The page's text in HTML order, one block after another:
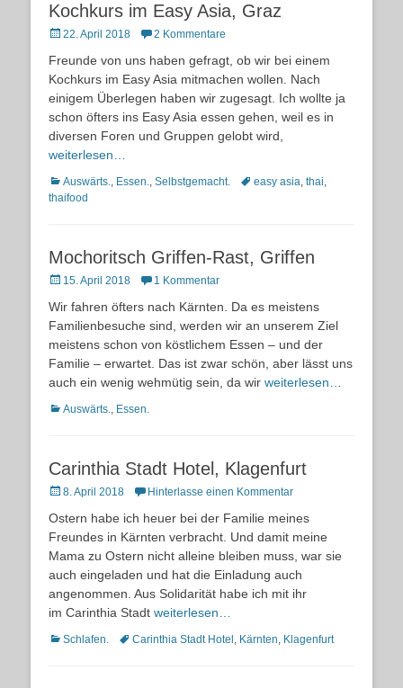
Kochkurs im Easy Asia, Graz
Posted
22. April 2018 2 Kommentare
Freunde von uns haben gefragt, ob wir bei einem
Kochkurs im Easy Asia mitmachen wollen. Nach
einigem Überlegen haben wir zugesagt. Ich wollte ja
schon öfters ins Easy Asia essen gehen, weil es in
diversen Foren und Gruppen gelobt wird,
weiterlesen…
Kategorien
Auswärts., Essen., Selbstgemacht. Schlagworte
easy asia, thai,
thaifood
Mochoritsch Griffen-Rast, Griffen
Posted
15. April 2018 1 Kommentar
Wir fahren öfters nach Kärnten. Da es meistens
Familienbesuche sind, werden wir an unserem Ziel
meistens schon von köstlichem Essen – und der
Familie – erwartet. Das ist zwar schön, aber lässt uns
auch ein wenig wehmütig sein, da wir weiterlesen…
Kategorien
Auswärts., Essen.
Carinthia Stadt Hotel, Klagenfurt
Posted
8. April 2018 Hinterlasse einen Kommentar
Ostern habe ich heuer bei der Familie meines
Freundes in Kärnten verbracht. Und damit meine
Mama zu Ostern nicht alleine bleiben muss, war sie
auch eingeladen und hat die Einladung auch
angenommen. Aus Solidarität habe ich mit ihr
im Carinthia Stadt weiterlesen…
Kategorien
Schlafen. Schlagworte
Carinthia Stadt Hotel , Kärnten, Klagenfurt